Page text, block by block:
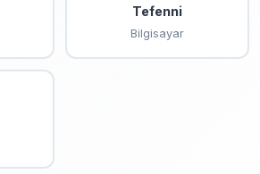
Tefenni
Bilgisayar